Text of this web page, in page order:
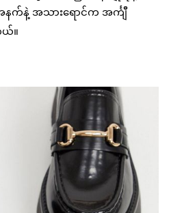
နဲ့ အသားရောင်က အင်္ကျီ
။